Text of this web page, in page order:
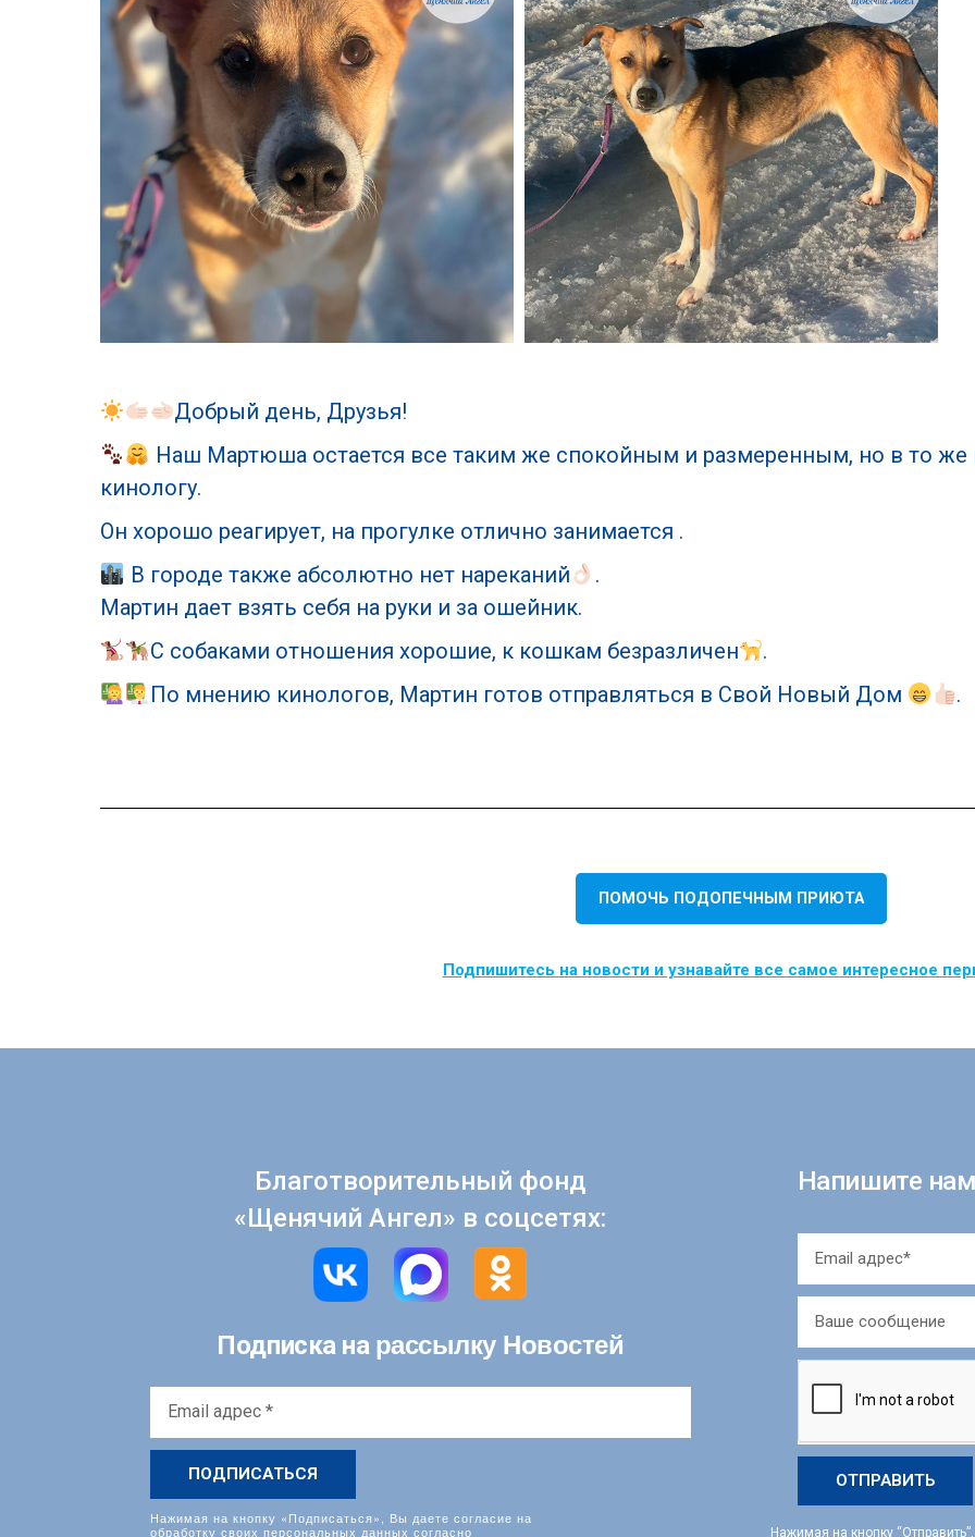
Добрый день, Друзья!
Наш Мартюша остается все таким же спокойным и размеренным, но в то же
кинологу.
Он хорошо реагирует, на прогулке отлично занимается .
В городе также абсолютно нет нареканий
.
Мартин дает взять себя на руки и за ошейник.
С собаками отношения хорошие, к кошкам безразличен
.
По мнению кинологов, Мартин готов отправляться в Свой Новый Дом
.
ПОМОЧЬ ПОДОПЕЧНЫМ ПРИЮТА
Подпишитесь на новости и узнавайте все самое интересное
Благотворительный фонд
«Щенячий Ангел» в соцсетях:
Подписка на рассылку Новостей
Email
адрес
*
Нажимая на кнопку «Подписаться», Вы даете согласие на
обработку своих персональных данных согласно
Напишите
ОТПРАВИТЬ
Нажимая на кнопку